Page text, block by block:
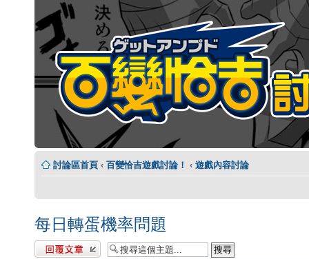
討論區首頁 ‹ 百變恰吉遊戲討論！ ‹ 遊戲內容討論
每日轉蛋機率問題
發表回覆